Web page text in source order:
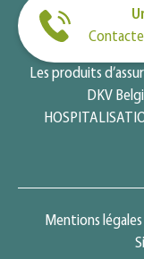
Les produits
DKV
Mentions légales